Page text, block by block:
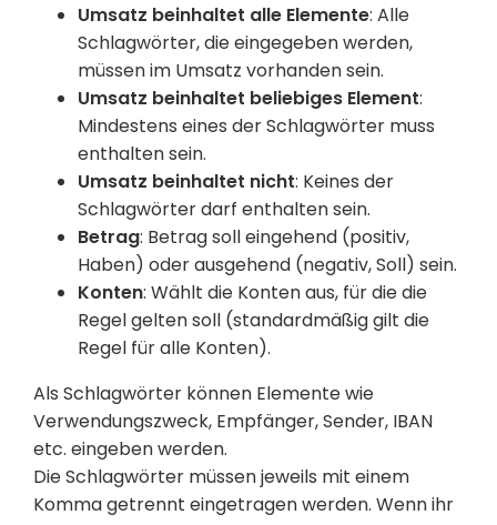
Umsatz beinhaltet alle Elemente: Alle
Schlagwörter, die eingegeben werden,
müssen im Umsatz vorhanden sein.
Umsatz beinhaltet beliebiges Element:
Mindestens eines der Schlagwörter muss
enthalten sein.
Umsatz beinhaltet nicht: Keines der
Schlagwörter darf enthalten sein.
Betrag: Betrag soll eingehend (positiv,
Haben) oder ausgehend (negativ, Soll) sein.
Konten: Wählt die Konten aus, für die die
Regel gelten soll (standardmäßig gilt die
Regel für alle Konten).
Als Schlagwörter können Elemente wie
Verwendungszweck, Empfänger, Sender, IBAN
etc. eingeben werden.
Die Schlagwörter müssen jeweils mit einem
Komma getrennt eingetragen werden. Wenn ihr